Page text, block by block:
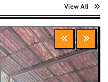
View All